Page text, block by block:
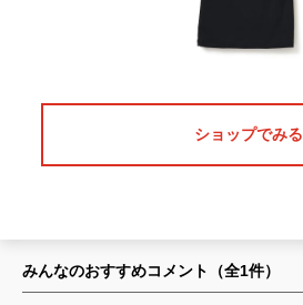
ショップでみる
みんなのおすすめコメント（全1件）